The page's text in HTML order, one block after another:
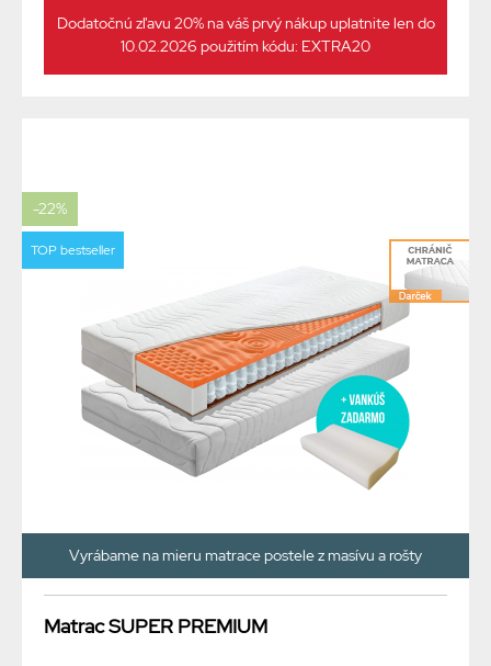
Dodatočnú zľavu 20% na váš prvý nákup uplatnite len do
10.02.2026 použitím kódu: EXTRA20
-22%
TOP bestseller
Vyrábame na mieru matrace postele z masívu a rošty
Matrac SUPER PREMIUM